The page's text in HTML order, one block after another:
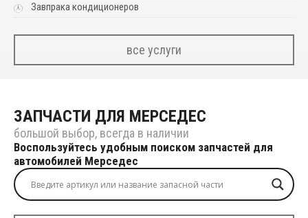
Завпрака кондиционеров
все услуги
ЗАПЧАСТИ ДЛЯ МЕРСЕДЕС
большой выбор, всегда в наличии
Воспользуйтесь удобным поиском запчастей для
автомобилей Мерседес